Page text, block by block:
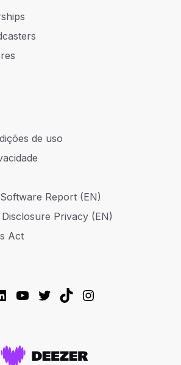
de uso
Report (EN)
Privacy (EN)
Act
YouTube
Twitter
TikTokInstagram